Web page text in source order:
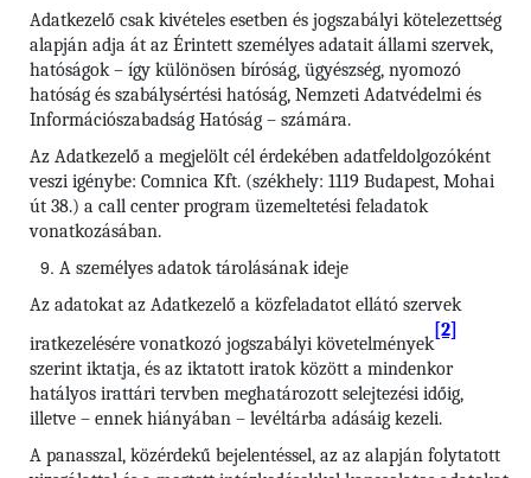
Adatkezelő csak kivételes esetben és jogszabályi kötelezettség
alapján adja át az Érintett személyes adatait állami szervek,
hatóságok – így különösen bíróság, ügyészség, nyomozó
hatóság és szabálysértési hatóság, Nemzeti Adatvédelmi és
Információszabadság Hatóság – számára.
Az Adatkezelő a megjelölt cél érdekében adatfeldolgozóként
veszi igénybe: Comnica Kft. (székhely: 1119 Budapest, Mohai
út 38.) a call center program üzemeltetési feladatok
vonatkozásában.
A személyes adatok tárolásának ideje
Az adatokat az Adatkezelő a közfeladatot ellátó szervek
iratkezelésére vonatkozó jogszabályi követelmények
[2]
szerint iktatja, és az iktatott iratok között a mindenkor
hatályos irattári tervben meghatározott selejtezési időig,
illetve – ennek hiányában – levéltárba adásáig kezeli.
A panasszal, közérdekű bejelentéssel, az az alapján folytatott